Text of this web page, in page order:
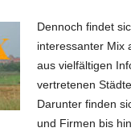
Dennoch findet
interessanter Mix
aus vielfältigen
vertretenen
Darunter finden
und Firmen bis